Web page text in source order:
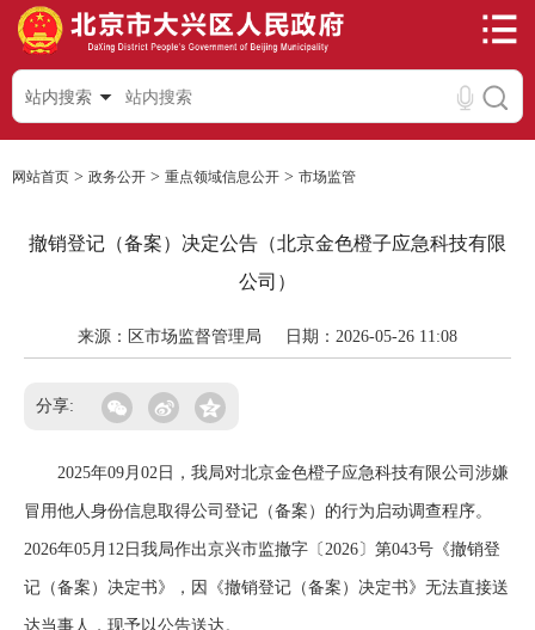
站内搜索
网站首页 > 政务公开 > 重点领域信息公开 > 市场监管
撤销登记（备案）决定公告（北京金色橙子应急科技有限
公司）
来源：区市场监督管理局 日期：2026-05-26 11:08
分享:
2025年09月02日，我局对北京金色橙子应急科技有限公司涉嫌
冒用他人身份信息取得公司登记（备案）的行为启动调查程序。
2026年05月12日我局作出京兴市监撤字〔2026〕第043号《撤销登
记（备案）决定书》，因《撤销登记（备案）决定书》无法直接送
达当事人，现予以公告送达。